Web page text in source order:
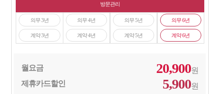
방문관리
의무 3년
계약 3년
의무 4년
계약 4년
의무 5년
계약 5년
의무 6년
계약 6년
월요금 20,900원
제휴카드할인
5,900원